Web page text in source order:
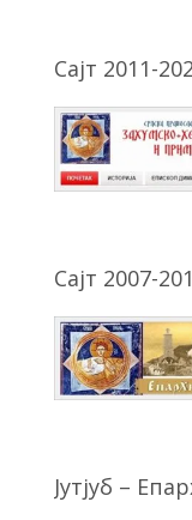
Сајт 2011-
Сајт 2007-
Јутјуб –